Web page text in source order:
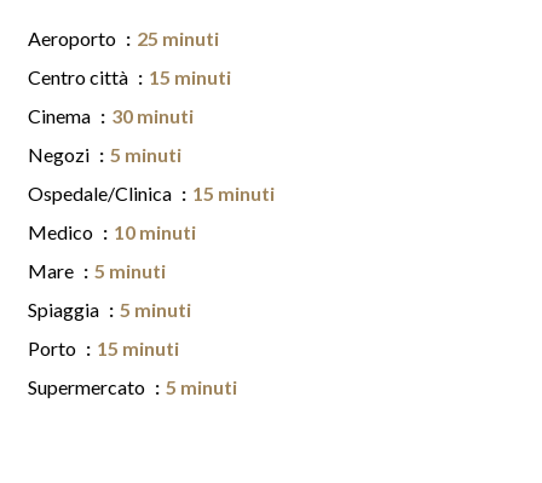
Aeroporto
25 minuti
Centro città
15 minuti
Cinema
30 minuti
Negozi
5 minuti
Ospedale/Clinica
15 minuti
Medico
10 minuti
Mare
5 minuti
Spiaggia
5 minuti
Porto
15 minuti
Supermercato
5 minuti